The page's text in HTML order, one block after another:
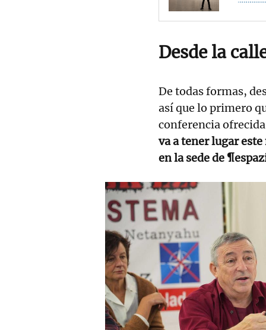
Desde la
De todas formas,
así que lo primero
conferencia
va a tener lugar
en la sede de